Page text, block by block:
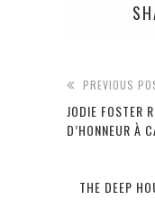
PREVIOUS
JODIE FOSTER
D’HONNEUR À
THE DEEP